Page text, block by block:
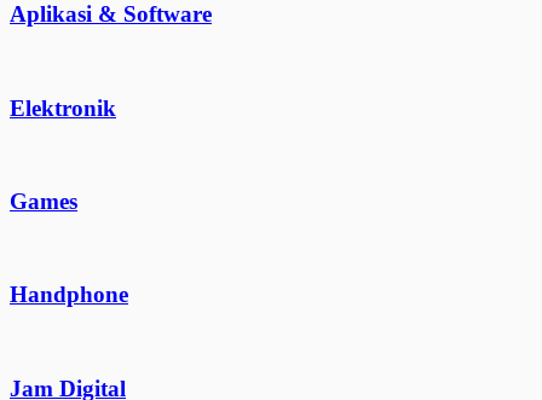
Aplikasi & Software
Elektronik
Games
Handphone
Jam Digital